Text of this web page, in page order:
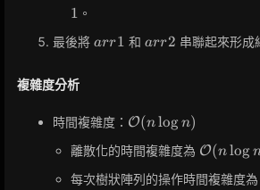
1 。
最後將 arr1
arr1 和 arr2
arr2 串聯起來形成
複雜度分析
時間複雜度： \mathcal{O}
(n\log n)
O(n log n)
離散化的時間複雜度為
(n\log n)
O(n log
每次樹狀陣列的操作時間複雜度為